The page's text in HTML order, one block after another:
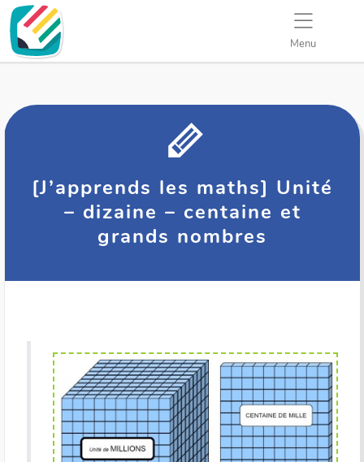
Menu
[J’apprends les maths] Unité
– dizaine – centaine et
grands nombres